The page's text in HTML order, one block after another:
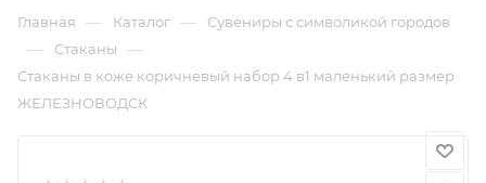
Главная — Каталог — Сувениры с символикой городов
— Стаканы —
Стаканы в коже коричневый набор 4 в1 маленький размер
ЖЕЛЕЗНОВОДСК